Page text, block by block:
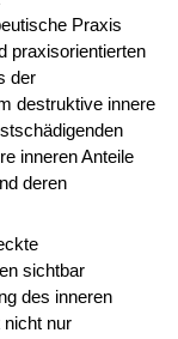
Praxis
praxisorientierten
der
destruktive innere
inneren Anteile
deren
sichtbar
des inneren
nicht nur